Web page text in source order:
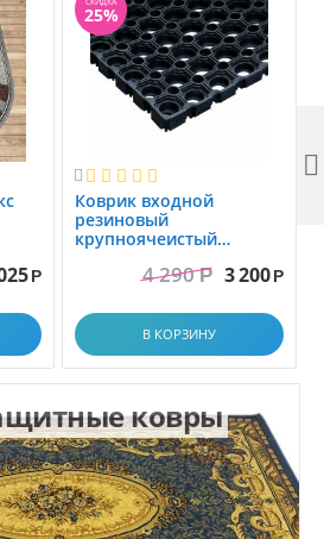
Р
25%

Коврик вxодной
резиновый
крупноячеистый
1.0x1.5 м4 290 Р 3 200 Р
В КОРЗИНУ

ковры